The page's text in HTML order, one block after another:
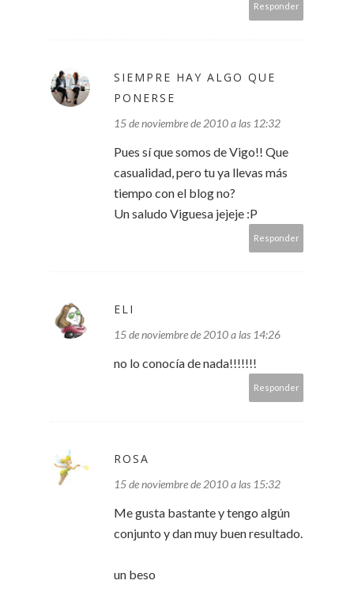
Responder
SIEMPRE HAY ALGO QUE
PONERSE
15 de noviembre de 2010 a las 12:32
Pues sí que somos de Vigo!! Que
casualidad, pero tu ya llevas más
tiempo con el blog no?
Un saludo Viguesa jejeje :P
Responder
ELI
15 de noviembre de 2010 a las 14:26
no lo conocía de nada!!!!!!!
Responder
ROSA
15 de noviembre de 2010 a las 15:32
Me gusta bastante y tengo algún
conjunto y dan muy buen resultado.
un beso